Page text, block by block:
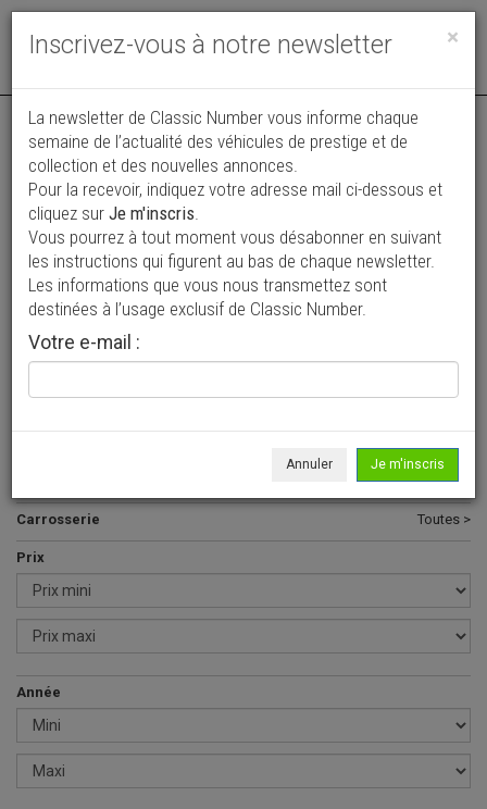
Toggle
Vos annonces vues par
plus de 4 millions de collectionneurs
Ajouter une annonce
> Rechercher un véhicule
Tous >
Carrosserie Toutes >
Prix
Année
×
Inscrivez-vous à notre newsletter
La newsletter de Classic Number vous informe chaque
semaine de l’actualité des véhicules de prestige et de
collection et des nouvelles annonces.
Pour la recevoir, indiquez votre adresse mail ci-dessous et
cliquez sur Je m'inscris.
Vous pourrez à tout moment vous désabonner en suivant
les instructions qui figurent au bas de chaque newsletter.
Les informations que vous nous transmettez sont
destinées à l’usage exclusif de Classic Number.
Votre e-mail :
Annuler Je m'inscris